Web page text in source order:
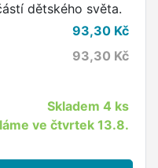
dětského světa.
93,30 Kč
93,30 Kč
Skladem4 ks
ve čtvrtek 13.8.